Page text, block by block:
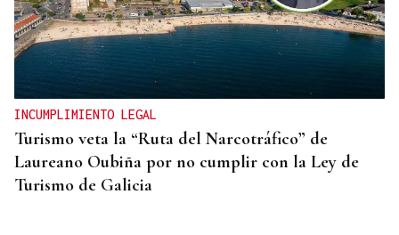
INCUMPLIMIENTO LEGAL
Turismo veta la “Ruta del Narcotráfico” de
Laureano Oubiña por no cumplir con la Ley de
Turismo de Galicia